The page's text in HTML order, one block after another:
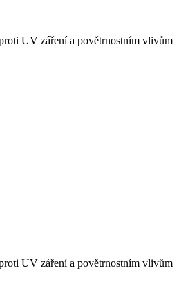
UV záření a povětrnostním vlivům
UV záření a povětrnostním vlivům